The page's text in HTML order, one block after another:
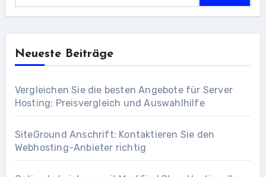
Neueste Beiträge
Vergleichen Sie die besten Angebote für Server
Hosting: Preisvergleich und Auswahlhilfe
SiteGround Anschrift: Kontaktieren Sie den
Webhosting-Anbieter richtig